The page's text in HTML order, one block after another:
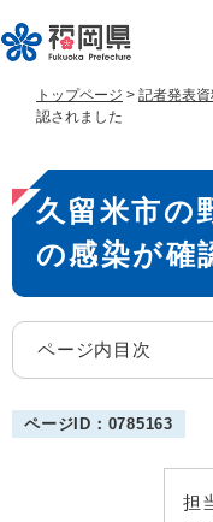
ー
ジ
す
。
ニ
ュ
し
て
へ
トップページ > 記者発表
認されました
本
文
久留米市の
の感染が確
ページ内目次
ページID：0785163
担